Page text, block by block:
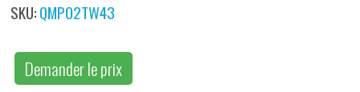
SKU:QMPO2TW43
Demander le prix